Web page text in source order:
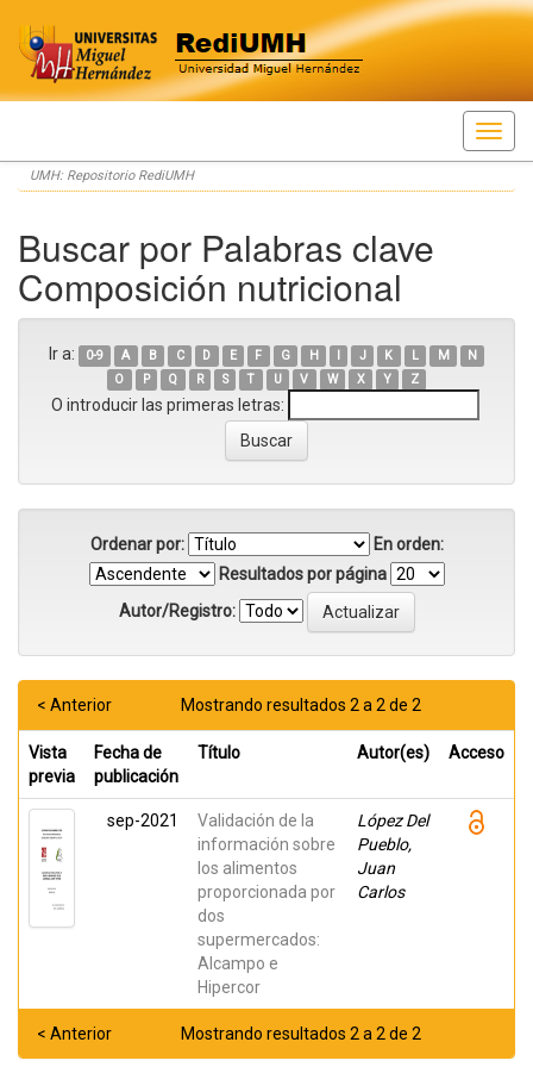
Skip
navigation
UMH: Repositorio RediUMH
Buscar por Palabras clave
Composición nutricional
Ir a: 0-9 A B C D E F G H I J K L M
N
O
P Q R S T U V W X Y Z
O introducir las primeras letras:
Ordenar por:
En orden:
Resultados por página
Autor/Registro:
Mostrando resultados 2 a 2 de 2
< Anterior
Vista
previa
Fecha de
publicación
Título Autor(es) Acceso
sep-2021
Validación de la
información sobre
los alimentos
proporcionada por
dos
supermercados:
Alcampo e
Hipercor
López Del
Pueblo,
Juan
Carlos
Mostrando resultados 2 a 2 de 2
< Anterior